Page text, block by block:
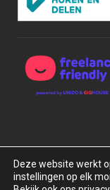
Copyright © 2015-
Deze website werkt
instellingen op elk